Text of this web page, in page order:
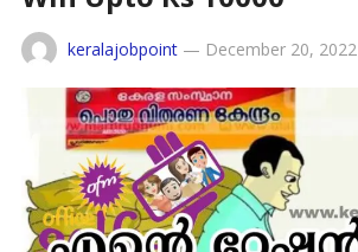
keralajobpoint— December 20, 2022